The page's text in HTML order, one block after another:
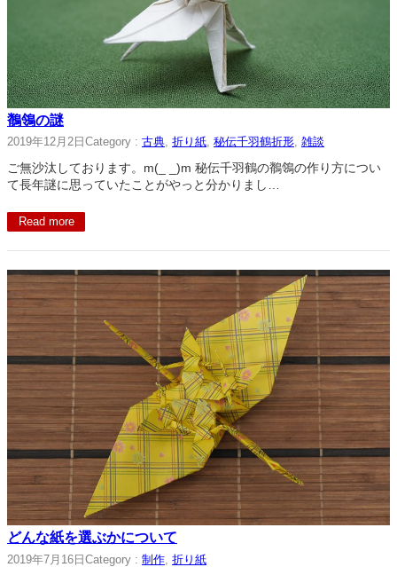
鶺鴒の謎
2019年12月2日 Category : 古典, 折り紙, 秘伝千羽鶴折形, 雑談
ご無沙汰しております。m(_ _)m 秘伝千羽鶴の鶺鴒の作り方につい
て長年謎に思っていたことがやっと分かりまし…
Read more
どんな紙を選ぶかについて
2019年7月16日 Category : 制作 折り紙